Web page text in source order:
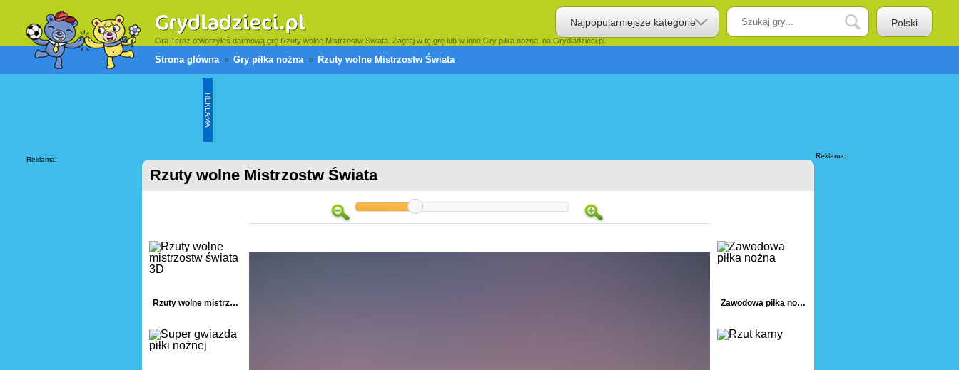
Gra Teraz otworzyłeś darmową grę Rzuty wolne Mistrzostw Świata. Zagraj w tę grę lub w inne Gry piłka nożna, na Grydladzieci.pl.
Najpopularniejsze kategorie Polski
Strona główna Gry piłka nożna Rzuty wolne Mistrzostw Świata
REKLAMA
Reklama:
Rzuty wolne Mistrzostw Świata
Rzuty wolne mistrzostw świata 3D Zawodowa piłka nożna
Reklama: